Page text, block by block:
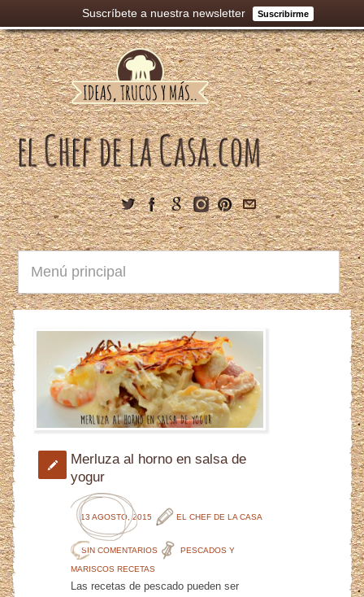
Suscríbete a nuestra newsletter Suscribirme
Merluza al horno en salsa de
yogur
13 AGOSTO, 2015 EL CHEF DE LA CASA
SIN COMENTARIOS PESCADOS Y
MARISCOS RECETAS
Las recetas de pescado pueden ser